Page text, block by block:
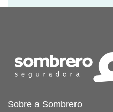
Sobre a Sombrero